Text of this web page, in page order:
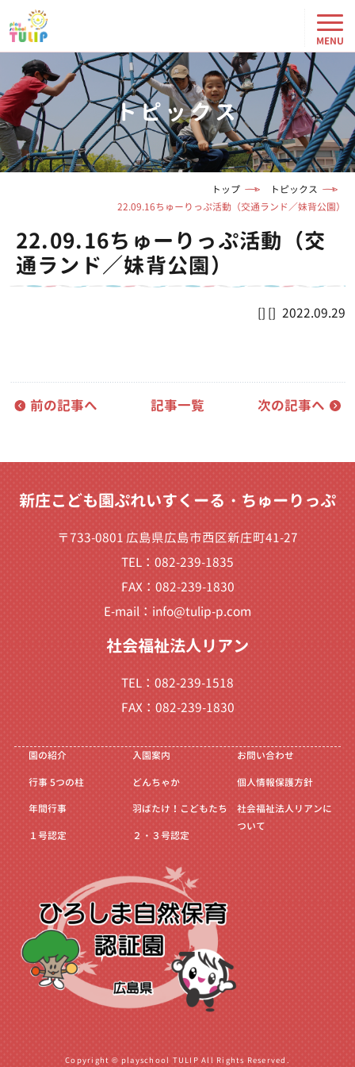
トピックス
トップ
トピックス
22.09.16ちゅーりっぷ活動（交通ランド／妹背公園）
22.09.16ちゅーりっぷ活動（交
通ランド／妹背公園）
2022.09.29
前の記事へ 記事一覧 次の記事へ
新庄こども園ぷれいすくーる・ちゅーりっぷ
〒733-0801 広島県広島市西区新庄町41-27
TEL：082-239-1835
FAX：082-239-1830
E-mail： info@tulip-p.com
社会福祉法人リアン
TEL：082-239-1518
FAX：082-239-1830
園の紹介
行事5つの柱
年間行事
１号認定
入園案内
どんちゃか
羽ばたけ！こどもたち
２・３号認定
お問い合わせ
個人情報保護方針
社会福祉法人リアンに
ついて
Copyright © playschool TULIP All Rights Reserved.